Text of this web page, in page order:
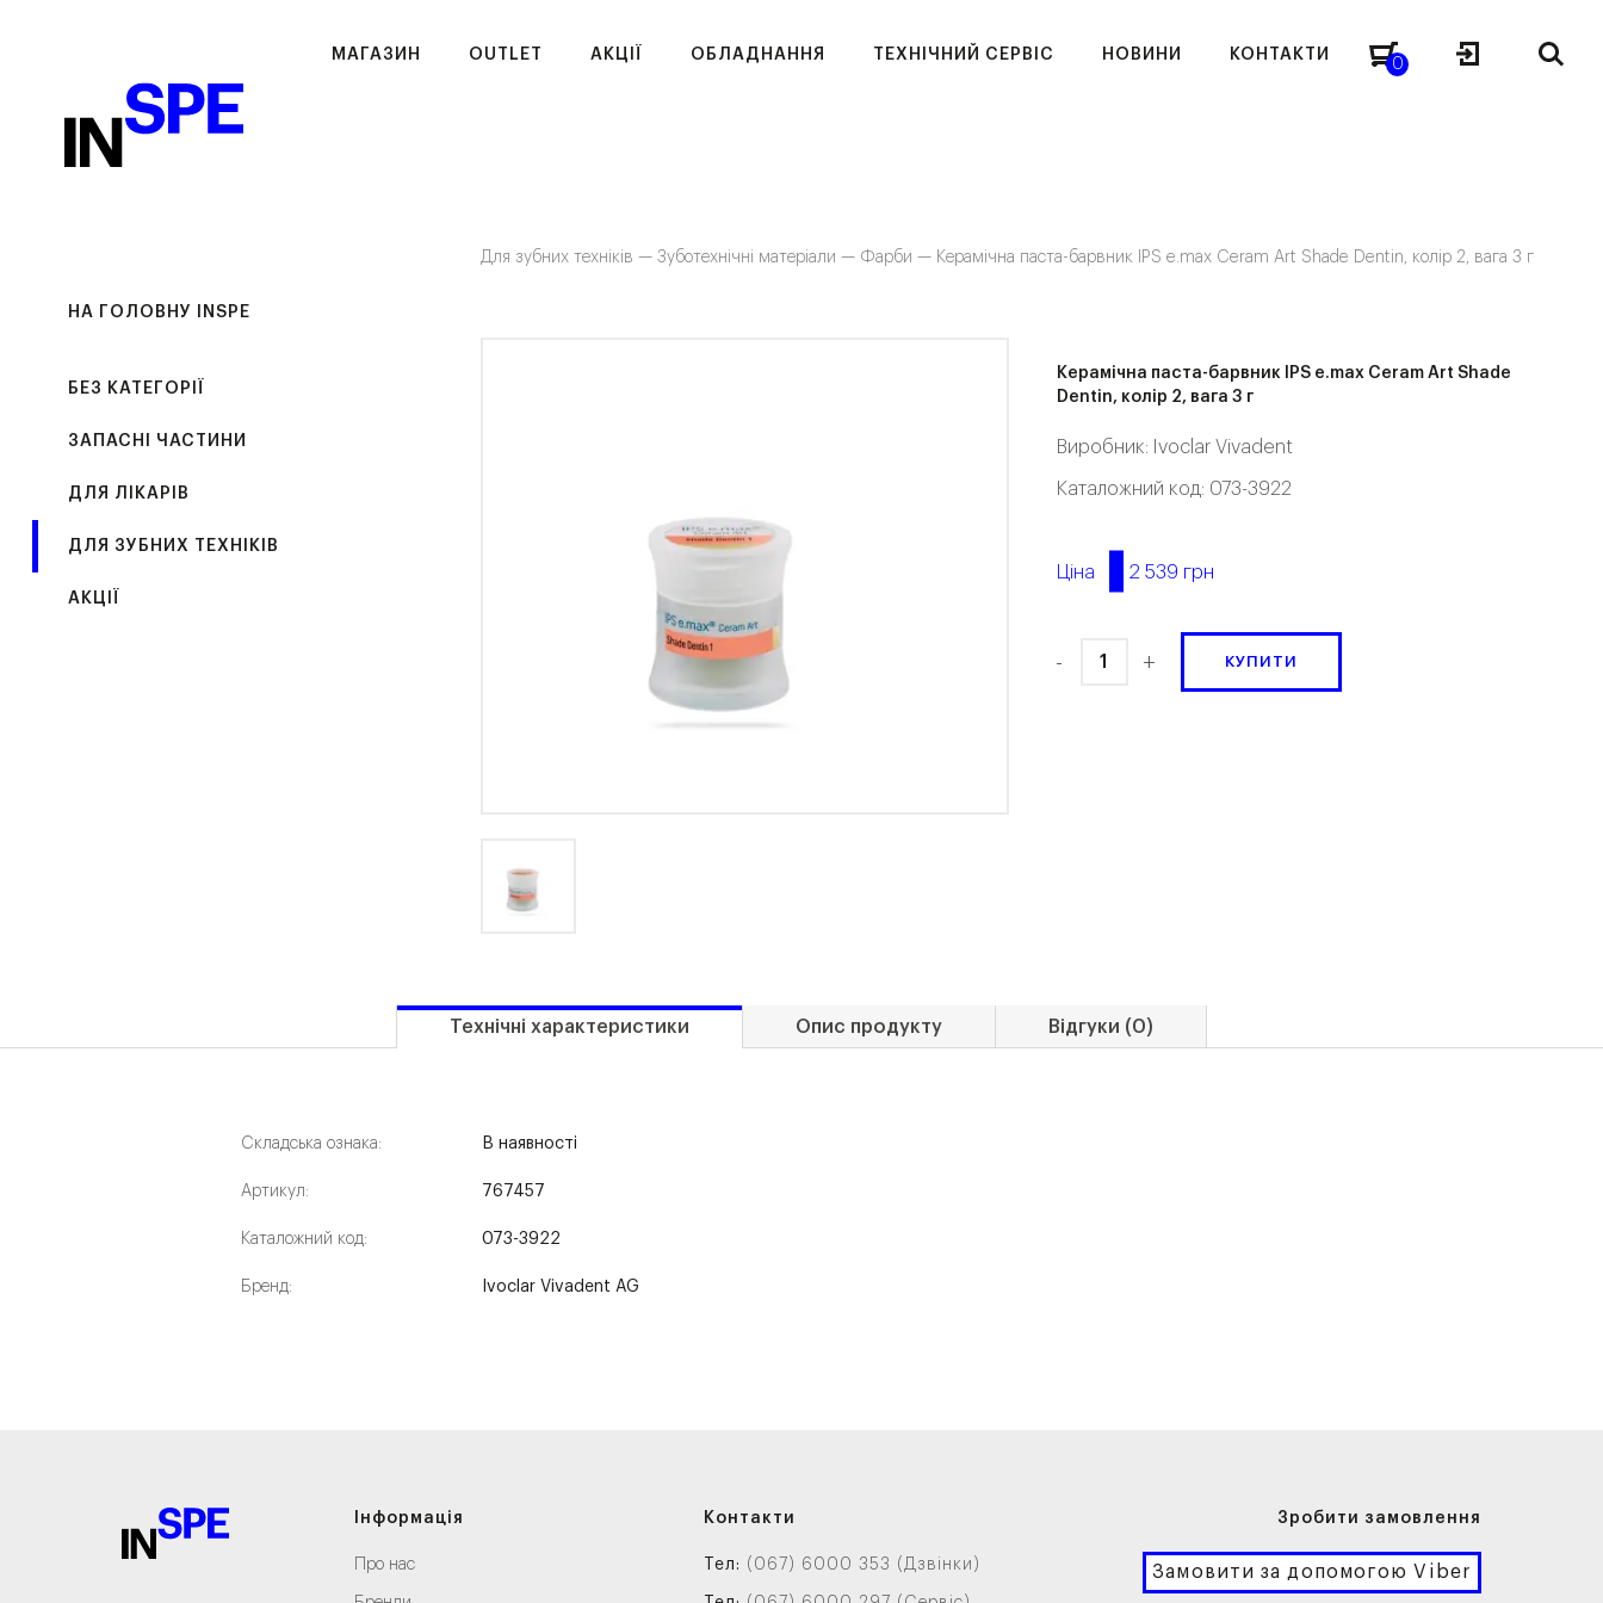
МАГАЗИН OUTLET АКЦІЇ ОБЛАДНАННЯ ТЕХНІЧНИЙ СЕРВІС НОВИНИ КОНТАКТИ
0
НА ГОЛОВНУ INSPE
БЕЗ КАТЕГОРІЇ
ЗАПАСНІ ЧАСТИНИ
ДЛЯ ЛІКАРІВ
ДЛЯ ЗУБНИХ ТЕХНІКІВ
АКЦІЇ
Для зубних техніків —Зуботехнічні матеріали — Фарби — Керамічна паста-барвник IPS e.max Ceram Art Shade Dentin, колір 2, вага 3 г
Керамічна паста-барвник IPS e.max Ceram Art Shade
Dentin, колір 2, вага 3 г
Виробник: Ivoclar Vivadent
Каталожний код: 073-3922
Ціна 2 539 грн
- + КУПИТИ
Технічні характеристики Опис продукту Відгуки (0)
Складська ознака:
Артикул:
Каталожний код:
Бренд:
В наявності
767457
073-3922
Ivoclar Vivadent AG
Інформація
Про нас
Контакти
Тел: (067) 6000 353 (Дзвінки)
Зробити замовлення
Замовити за допомогою Viber